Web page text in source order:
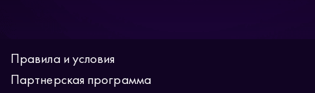
Правила и условия
Партнерская программа